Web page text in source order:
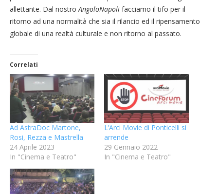
allettante. Dal nostroAngoloNapoli facciamo il tifo per il
ritorno ad una normalità che sia il rilancio ed il ripensamento
globale di una realtà culturale e non ritorno al passato.
Correlati
Ad AstraDoc Martone,
Rosi, Rezza e Mastrella
24 Aprile 2023
In "Cinema e Teatro"
L’Arci Movie di Ponticelli si
arrende
29 Gennaio 2022
In "Cinema e Teatro"